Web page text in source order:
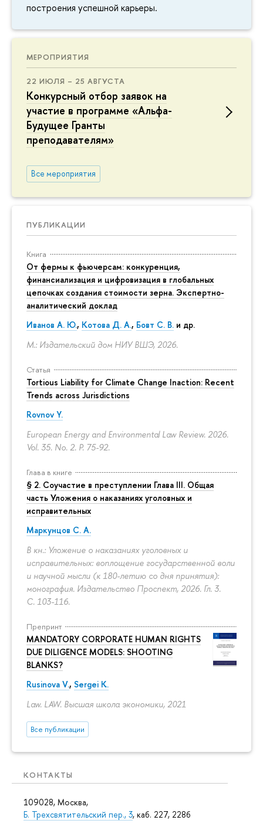
построения успешной карьеры.
МЕРОПРИЯТИЯ
22 ИЮЛЯ – 25 АВГУСТА
Конкурсный отбор заявок на
участие в программе «Альфа-
Будущее Гранты
преподавателям»
Все мероприятия
ПУБЛИКАЦИИ
Книга
От фермы к фьючерсам: конкуренция,
финансиализация и цифровизация в глобальных
цепочках создания стоимости зерна. Экспертно-
аналитический доклад
Иванов А. Ю., Котова Д. А., Бовт С. В. и др.
М.: Издательский дом НИУ ВШЭ, 2026.
Статья
Tortious Liability for Climate Change Inaction: Recent
Trends across Jurisdictions
Rovnov Y.
European Energy and Environmental Law Review. 2026.
Vol. 35. No. 2. P. 75-92.
Глава в книге
§ 2. Соучастие в преступлении Глава III. Общая
часть Уложения о наказаниях уголовных и
исправительных
Маркунцов С. А.
В кн.: Уложение о наказаниях уголовных и
исправительных: воплощение государственной воли
и научной мысли (к 180-летию со дня принятия):
монография. Издательство Проспект, 2026. Гл. 3.
С. 103-116.
Препринт
MANDATORY CORPORATE HUMAN RIGHTS
DUE DILIGENCE MODELS: SHOOTING
BLANKS?
Rusinova V., Sergei K.
Law. LAW. Высшая школа экономики, 2021
Все публикации
КОНТАКТЫ
109028, Москва,
Б. Трехсвятительский пер., 3, каб. 227, 228б